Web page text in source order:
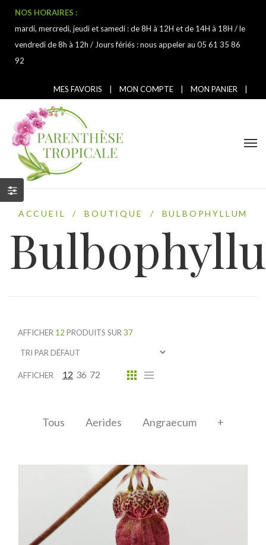
NOS HORAIRES :
mardi, mercredi, jeudi et samedi : de 8H à 12H et de 14H à 18H / le
vendredi de 8h à 12h / Jours fériés : nous appeler au 05 61 35 86
92
MES FAVORIS MON COMPTE MON PANIER
ACCUEIL / BOUTIQUE / BULBOPHYLLUM
AFFICHER 12 PRODUITS SUR 37
AFFICHER 12 36 72
Tous Aerides Angraecum +